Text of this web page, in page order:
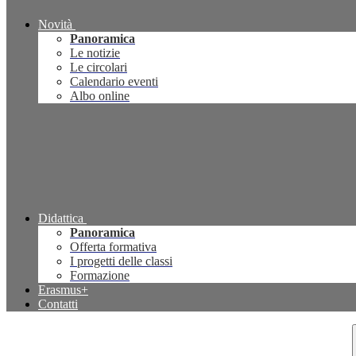
Novità
Panoramica
Le notizie
Le circolari
Calendario eventi
Albo online
Didattica
Panoramica
Offerta formativa
I progetti delle classi
Formazione
Erasmus+
Contatti